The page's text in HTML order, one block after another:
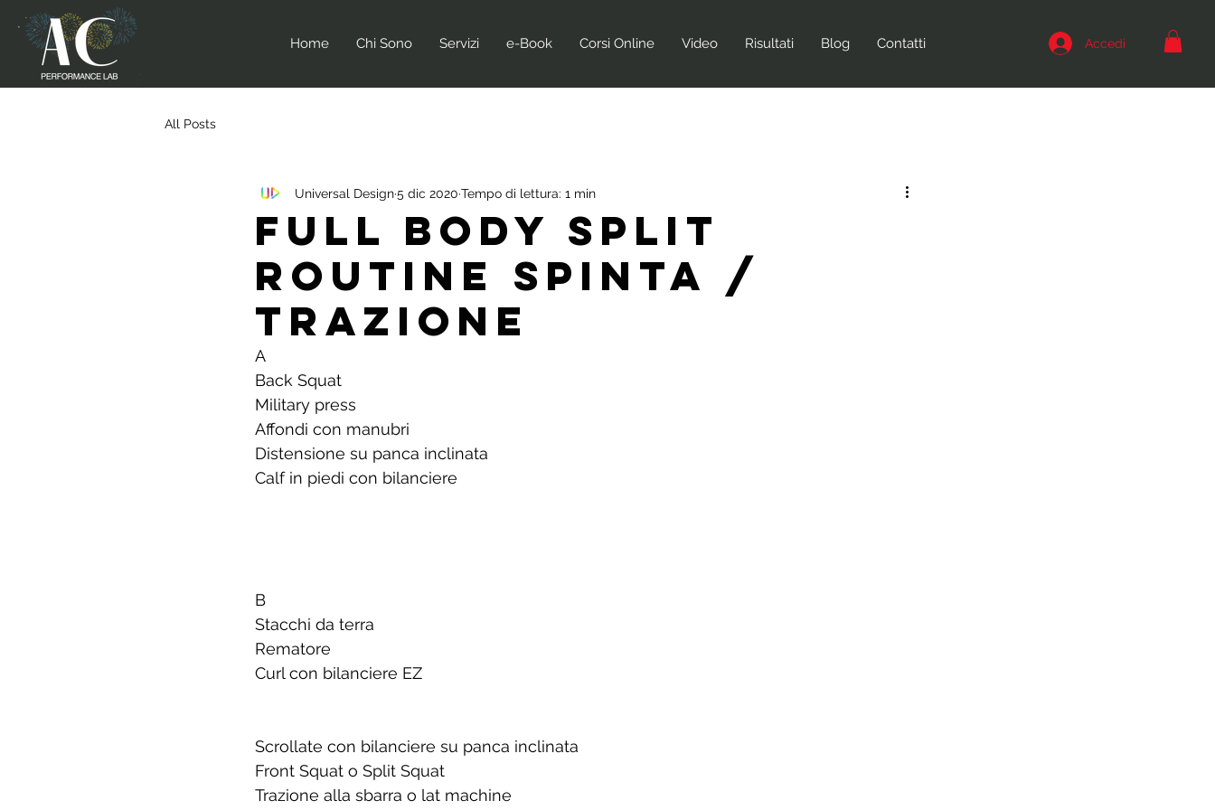
Home Chi Sono Servizi e-Book Corsi Online Video Risultati Blog Contatti Accedi
All Posts
FULL BODY SPLIT
ROUTINE SPINTA /
TRAZIONE
Universal Design5 dic 2020 Tempo di lettura: 1 min
A
Back Squat
Military press
Affondi con manubri
Distensione su panca inclinata
Calf in piedi con bilanciere
B
Stacchi da terra
Rematore
Curl con bilanciere EZ
Scrollate con bilanciere su panca inclinata
Front Squat o Split Squat
Trazione alla sbarra o lat machine